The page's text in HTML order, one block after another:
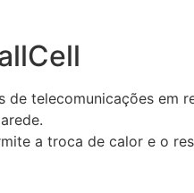
telecomunicações em
a troca de calor e o